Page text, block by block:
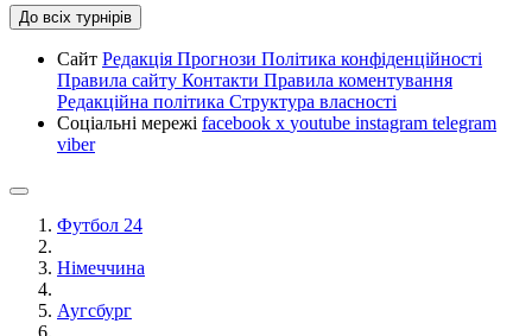
До всіх турнірів
Сайт Редакція Прогнози Політика конфіденційності
Правила сайту Контакти Правила коментування
Редакційна політика Структура власності
Соціальні мережі facebook x youtube instagram telegram
viber
Футбол 24
Німеччина
Аугсбург